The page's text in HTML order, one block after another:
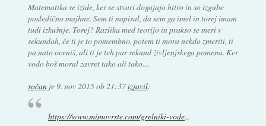
Matematika se izide, ker se stvari dogajajo hitro in so izgube
posledično majhne. Sem ti napisal, da sem ga imel in torej imam
tudi izkušnje. Torej? Razlika med teorijo in prakso se meri v
sekundah, če ti je to pomembno, potem ti mora nekdo zmeriti, ti
pa nato oceniš, ali ti je teh par sekund življenjskega pomena. Ker
vodo boš moral zavret tako ali tako....
sočanje 9. nov 2015 ob 21:37izjavil:
https://www.mimovrste.com/grelniki-vode...